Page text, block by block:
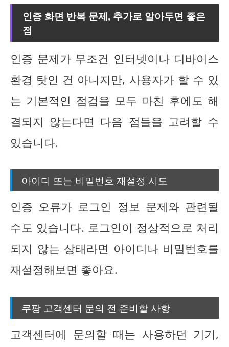
인증 화면 반복 문제, 추가로 알아두면 좋은
점
인증 문제가 무조건 인터넷이나 디바이스
환경 탓인 건 아니지만, 사용자가 할 수 있
는 기본적인 점검을 모두 마친 후에도 해
결되지 않는다면 다음 점들을 고려할 수
있습니다.
아이디 또는 비밀번호 재설정 시도
인증 오류가 로그인 정보 문제와 관련될
수도 있습니다. 로그인이 정상적으로 처리
되지 않는 상태라면 아이디나 비밀번호를
재설정해보면 좋아요.
쿠팡 고객센터 문의 전 준비할 사항
고객센터에 문의할 때는 사용하던 기기,